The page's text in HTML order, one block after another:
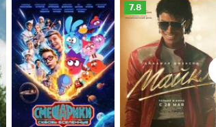
Рейтинг
Кинопоиска
7.8